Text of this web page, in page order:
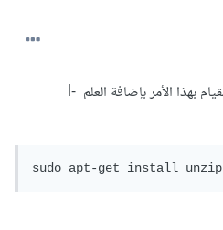
sudo apt-get install unzip